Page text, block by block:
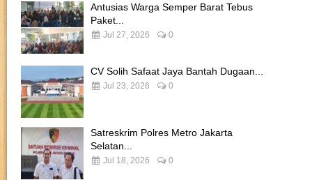
Antusias Warga Semper Barat Tebus
Paket...
Jul 27, 2026 0
CV Solih Safaat Jaya Bantah Dugaan...
Jul 23, 2026 0
Satreskrim Polres Metro Jakarta
Selatan...
Jul 18, 2026 0